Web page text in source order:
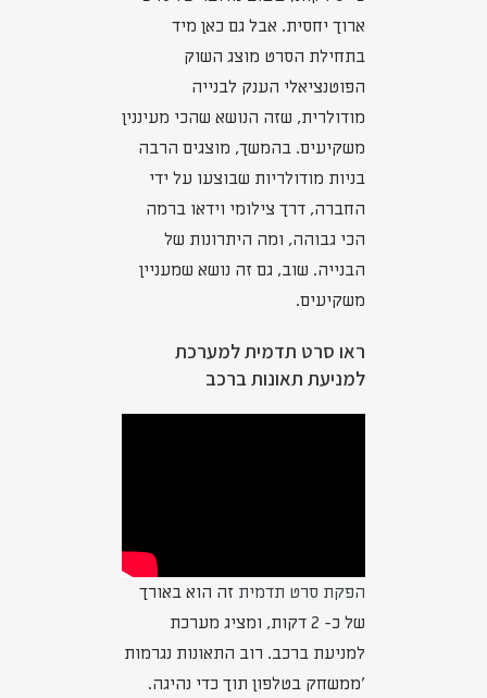
ארוך יחסית. אבל גם כאן מיד
בתחילת הסרט מוצג השוק
הפוטנציאלי הענק לבנייה
מודולרית, שזה הנושא שהכי מעיננין
משקיעים. בהמשך, מוצגים הרבה
בניות מודולריות שבוצעו על ידי
החברה, דרך צילומי וידאו ברמה
הכי גבוהה, ומה היתרונות של
הבנייה. שוב, גם זה נושא שמעניין
משקיעים.
ראו סרט תדמית למערכת
למניעת תאונות ברכב
הפקת סרט תדמית זה הוא באורך
של כ- 2 דקות, ומציג מערכת
למניעת ברכב. רוב התאונות נגרמות
'ממשחק בטלפון תוך כדי נהיגה.